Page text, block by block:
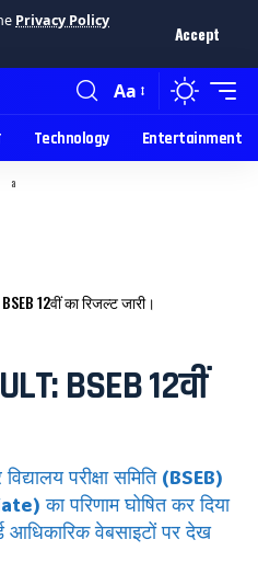
Privacy Policy
Accept
Aa
Technology Entertainment
a
12वीं का रिजल्ट जारी।
BSEB 12वीं
परीक्षा समिति (BSEB)
का परिणाम घोषित कर दिया
आधिकारिक वेबसाइटों पर देख